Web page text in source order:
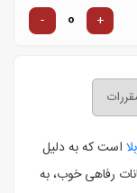
+
-
است که به دلیل
رفاهی خوب، به